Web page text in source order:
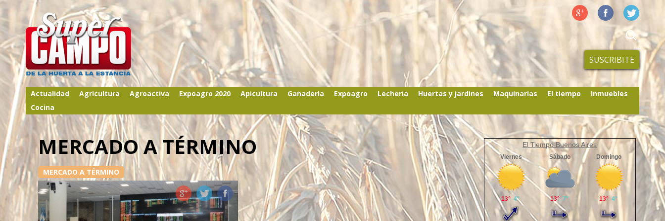
SUSCRIBITE
Actualidad Agricultura Agroactiva Expoagro 2020 Apicultura Ganadería Expoagro Lecheria Huertas y jardines Maquinarias El tiempo
Inmuebles
Cocina
MERCADO A TÉRMINO
MERCADO A TÉRMINO
El Tiempo Buenos Aires